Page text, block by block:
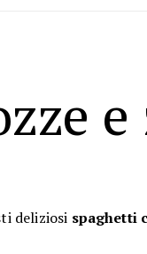
deliziosi spaghetti